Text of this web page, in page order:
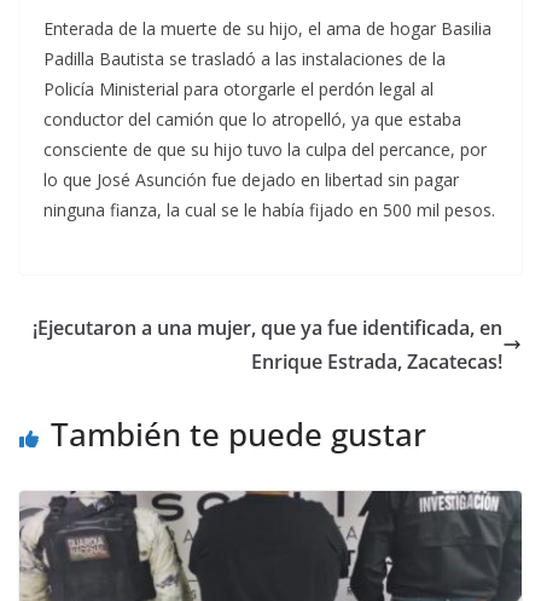
Enterada de la muerte de su hijo, el ama de hogar Basilia
Padilla Bautista se trasladó a las instalaciones de la
Policía Ministerial para otorgarle el perdón legal al
conductor del camión que lo atropelló, ya que estaba
consciente de que su hijo tuvo la culpa del percance, por
lo que José Asunción fue dejado en libertad sin pagar
ninguna fianza, la cual se le había fijado en 500 mil pesos.
¡Ejecutaron a una mujer, que ya fue identificada, en
Enrique Estrada, Zacatecas!
También te puede gustar